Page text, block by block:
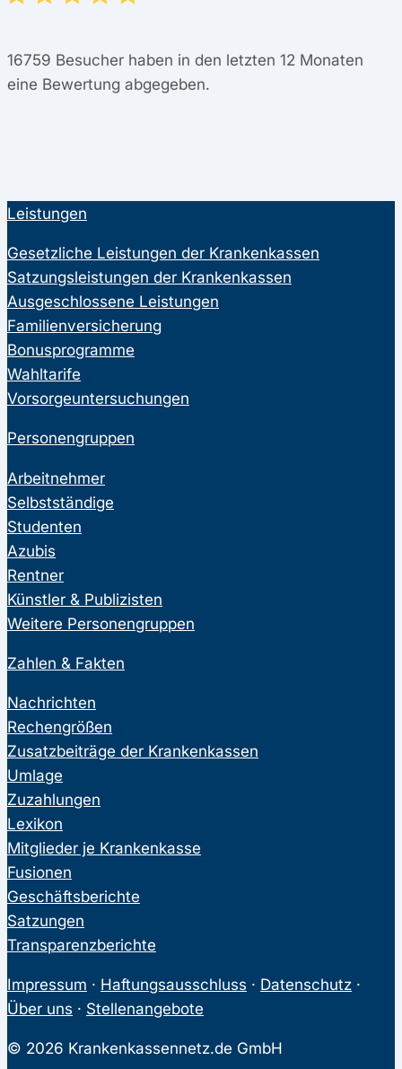
16759 Besucher haben in den letzten 12 Monaten
eine Bewertung abgegeben.
Leistungen
Gesetzliche Leistungen der Krankenkassen
Satzungsleistungen der Krankenkassen
Ausgeschlossene Leistungen
Familienversicherung
Bonusprogramme
Wahltarife
Vorsorgeuntersuchungen
Personengruppen
Arbeitnehmer
Selbstständige
Studenten
Azubis
Rentner
Künstler & Publizisten
Weitere Personengruppen
Zahlen & Fakten
Nachrichten
Rechengrößen
Zusatzbeiträge der Krankenkassen
Umlage
Zuzahlungen
Lexikon
Mitglieder je Krankenkasse
Fusionen
Geschäftsberichte
Satzungen
Transparenzberichte
Impressum · Haftungsausschluss · Datenschutz ·
Über uns · Stellenangebote
© 2026 Krankenkassennetz.de GmbH